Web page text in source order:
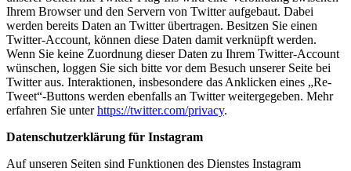
Ihrem Browser und den Servern von Twitter aufgebaut. Dabei
werden bereits Daten an Twitter übertragen. Besitzen Sie einen
Twitter-Account, können diese Daten damit verknüpft werden.
Wenn Sie keine Zuordnung dieser Daten zu Ihrem Twitter-Account
wünschen, loggen Sie sich bitte vor dem Besuch unserer Seite bei
Twitter aus. Interaktionen, insbesondere das Anklicken eines „Re-
Tweet“-Buttons werden ebenfalls an Twitter weitergegeben. Mehr
erfahren Sie unterhttps://twitter.com/privacy.
Datenschutzerklärung für Instagram
Auf unseren Seiten sind Funktionen des Dienstes Instagram